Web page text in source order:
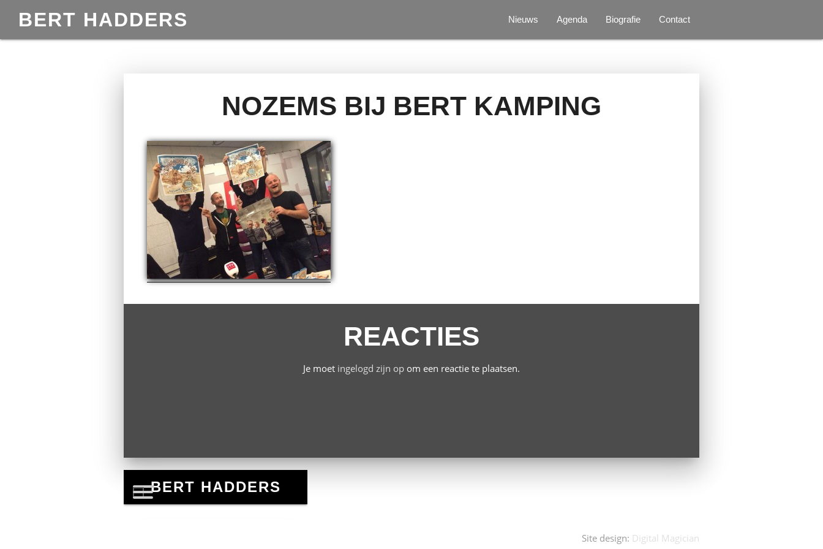
BERT HADDERS Nieuws Agenda Biografie Contact
NOZEMS BIJ BERT KAMPING
REACTIES
Je moet ingelogd zijn opom een reactie te plaatsen.
Site design: Digital Magician